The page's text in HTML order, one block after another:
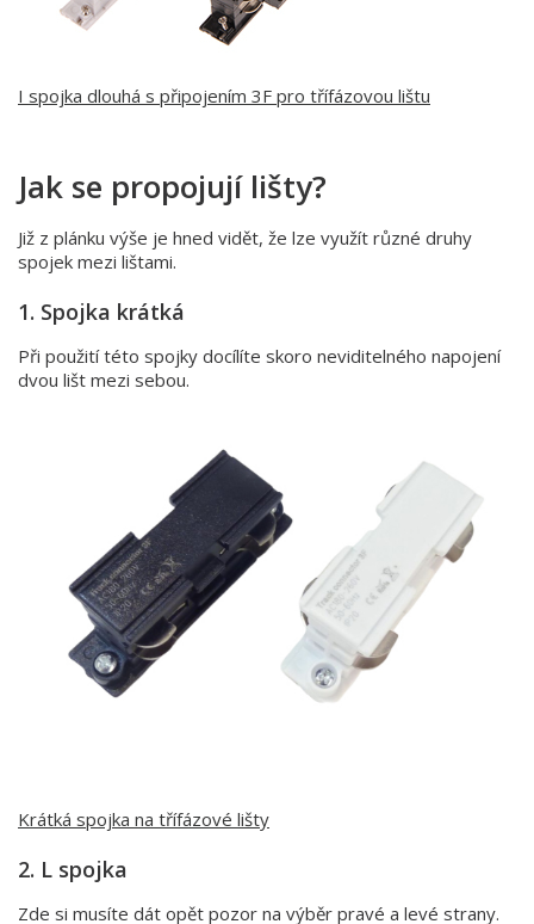
I spojka dlouhá s připojením 3F pro třífázovou lištu
Jak se propojují lišty?
Již z plánku výše je hned vidět, že lze využít různé druhy
spojek mezi lištami.
1. Spojka krátká
Při použití této spojky docílíte skoro neviditelného napojení
dvou lišt mezi sebou.
Krátká spojka na třífázové lišty
2. L spojka
Zde si musíte dát opět pozor na výběr pravé a levé strany.